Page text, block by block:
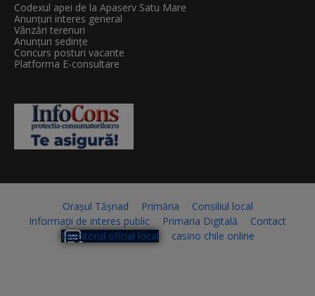
Codexul apei de la Apaserv Satu Mare
Anunțuri interes general
Vânzări terenuri
Anunțuri sedințe
Concurs posturi vacante
Platforma E-consultare
Orașul Tășnad Primăria
Consiliul local
Informații de interes public
Primaria Digitală
Contact
Monitorul oficial local
casino chile online